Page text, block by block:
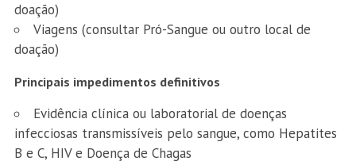
doação)
Viagens (consultar Pró-Sangue ou outro local de
doação)
Principais impedimentos definitivos
Evidência clínica ou laboratorial de doenças
infecciosas transmissíveis pelo sangue, como Hepatites
B e C, HIV e Doença de Chagas